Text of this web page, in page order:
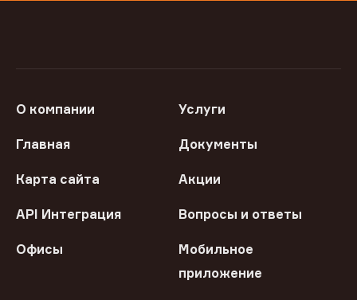
О компании Услуги
Главная Документы
Карта сайта Акции
API Интеграция Вопросы и ответы
Офисы
Мобильное
приложение